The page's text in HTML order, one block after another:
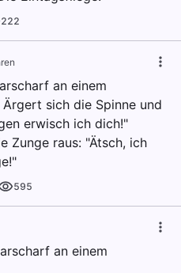
222
an einem
sich die Spinne und
erwisch ich dich!"
Zunge raus: "Ätsch, ich
595
an einem